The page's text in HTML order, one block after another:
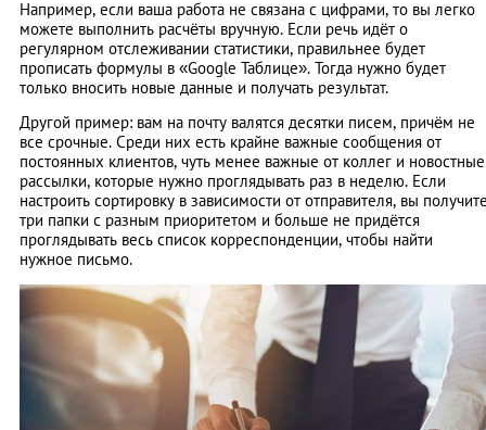
Например, если ваша работа не связана с цифрами, то вы легко
можете выполнить расчёты вручную. Если речь идёт о
регулярном отслеживании статистики, правильнее будет
прописать формулы в «Google Таблице». Тогда нужно будет
только вносить новые данные и получать результат.
Другой пример: вам на почту валятся десятки писем, причём не
все срочные. Среди них есть крайне важные сообщения от
постоянных клиентов, чуть менее важные от коллег и новостные
рассылки, которые нужно проглядывать раз в неделю. Если
настроить сортировку в зависимости от отправителя, вы
три папки с разным приоритетом и больше не придётся
проглядывать весь список корреспонденции, чтобы найти
нужное письмо.